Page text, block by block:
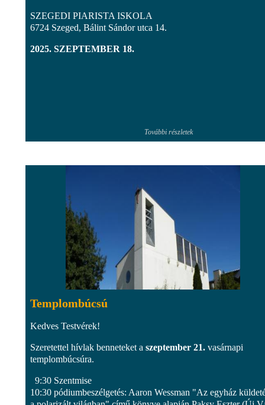
SZEGEDI PIARISTA ISKOLA
6724 Szeged, Bálint Sándor utca 14.
2025. SZEPTEMBER 18.
További részletek
Templombúcsú
Kedves Testvérek!
Szeretettel hívlak benneteket a szeptember 21. vasárnapi
templombúcsúra.
9:30 Szentmise
10:30 pódiumbeszélgetés: Aaron Wessman "Az egyház